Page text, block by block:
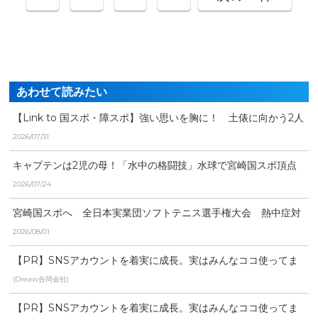
あわせて読みたい
【Link to 国スポ・障スポ】強い思いを胸に！ 土俵に向かう2人
の選手
2026/07/31
キャプテンは2児の母！「水中の格闘技」水球で宮崎国スポ頂点
を目指す黒岩鈴可選手の...
2026/07/24
宮崎国スポへ 全日本実業団ソフトテニス選手権大会 熱中症対
策しながらプレー
2026/08/01
【PR】SNSアカウントを着実に成長。実はみんなココ使ってま
す。
(Dreaw合同会社)
【PR】SNSアカウントを着実に成長。実はみんなココ使ってま